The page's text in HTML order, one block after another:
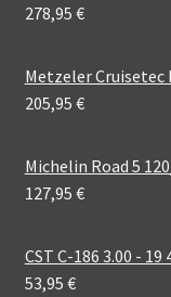
278,95 €
Metzeler Cruisetec
205,95 €
Michelin Road 5
127,95 €
CST C-186 3.00 -
53,95 €